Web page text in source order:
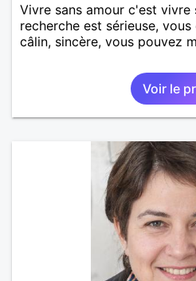
Vivre sans amour c'est vivre
recherche est sérieuse,
câlin, sincère, vous pouvez
Voir le